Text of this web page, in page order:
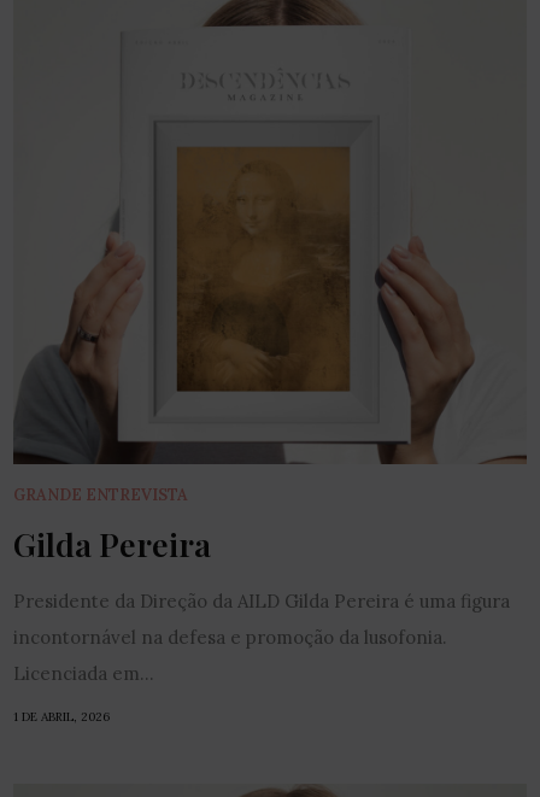
GRANDE ENTREVISTA
Gilda Pereira
Presidente da Direção da AILD Gilda Pereira é uma figura
incontornável na defesa e promoção da lusofonia.
Licenciada em...
1 DE ABRIL, 2026